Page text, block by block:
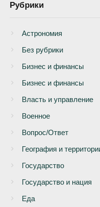
Рубрики
Астрономия
Без рубрики
Бизнеc и финансы
Бизнес и финансы
Власть и управление
Военное
Вопрос/Ответ
География и
Государство
Государство и нация
Еда